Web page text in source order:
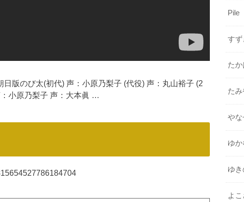
版のび太(初代) 声：小原乃梨子 (代役) 声：丸山裕子 (2
小原乃梨子 声：大本眞 …
Pile
すず
た
たみ
やな
ゆか
ゆき
よ